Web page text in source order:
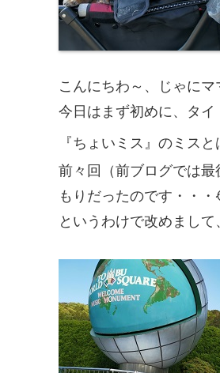
こんにちわ～、じゃにマ
今日はまず初めに、タ
『ちょいミス』のミス
前々回（前ブログでは
もりだったのです・・・
というわけで改めまし